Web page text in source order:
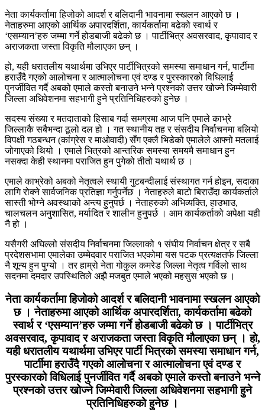
नेता कार्यकर्तामा हिजोको आदर्श र बलिदानी भावनामा स्खलन आएको छ ।
नेताहरुमा आएको आर्थिक अपारदर्शिता, कार्यकर्तामा बढेको स्वार्थ र
‘एसम्यान’हरु जम्मा गर्ने होडबाजी बढेको छ । पार्टीभित्र अवसरवाद, कृपावाद र
अराजकता जस्ता विकृति मौलाएका छन् ।
हो, यही धरातलीय यथार्थमा उभिएर पार्टीभित्रको समस्या समाधान गर्न, पार्टीमा
हराउँदै गएको आलोचना र आत्मालोचना एवं दण्ड र पुरस्कारको विधिलाई
पुनर्जीवित गर्दै अबको एमाले कस्तो बनाउने भन्ने प्रश्नको उत्तर खोज्ने जिम्मेवारी
जिल्ला अधिवेशनमा सहभागी हुने प्रतिनिधिहरुको हुनेछ ।
सदस्य संख्या र मतदाताको हिसाब गर्दा समग्रमा आज पनि एमाले काभ्रे
जिल्लाकै सबैभन्दा ठूलो दल हो । गत स्थानीय तह र संसदीय निर्वाचनमा बलियो
विपक्षी गठबन्धन (कांग्रेस र माओवादी) सँग एक्लै भिडेको एमालेले आफ्नो मतलाई
जोगाएको थियो । एमाले भित्रको आन्तरिक समस्या समयमै समाधान हुन
नसक्दा केही स्थानमा पराजित हुन पुगेको तीतो यथार्थ छ ।
एमाले काभ्रेको अबको नेतृत्वले स्थायी गुटबन्दीलाई संस्थागत गर्न होइन, सदाका
लागि रोक्ने सार्वजनिक प्रतिज्ञा गर्नुपर्नेछ । नेताहरुले बाटो बिराउँदा कार्यकर्ताले
सास्ती भोग्ने अवस्थाको अन्त्य हुनुपर्छ । नेताहरुको अभिव्यक्ति, हाउभाउ,
चालचलन अनुशासित, मर्यादित र शालीन हुनुपर्छ । आम कार्यकर्ताको अपेक्षा यही
नै हो ।
यसैगरी अघिल्लो संसदीय निर्वाचनमा जिल्लाको १ संघीय निर्वाचन क्षेत्र र सबै
प्रदेशसभामा एमालेका उम्मेदवार पराजित भएकोमा यस पटक प्रत्यक्षतर्फ जिल्ला
नै शून्य हुन पुग्यो । तर हाम्रो नेता गोकुल कमरेड जिल्ला नेतृत्व गर्विलो साथ
सदनमा दमदार उपस्थितिले अझै मजबुत एमाले भएको महसुस भएको छ ।
नेता कार्यकर्तामा हिजोको आदर्श र बलिदानी भावनामा स्खलन आएको
छ । नेताहरुमा आएको आर्थिक अपारदर्शिता, कार्यकर्तामा बढेको
स्वार्थ र ‘एसम्यान’हरु जम्मा गर्ने होडबाजी बढेको छ । पार्टीभित्र
अवसरवाद, कृपावाद र अराजकता जस्ता विकृति मौलाएका छन् । हो,
यही धरातलीय यथार्थमा उभिएर पार्टी भित्रको समस्या समाधान गर्न,
पार्टाीमा हराउँदै गएको आलोचना र आत्मालोचना एवं दण्ड र
पुरस्कारको विधिलाई पुनर्जीवित गर्दै अबको एमाले कस्तो बनाउने भन्ने
प्रश्नको उत्तर खोज्ने जिम्मेवारी जिल्ला अधिवेशनमा सहभागी हुने
प्रतिनिधिहरुको हुनेछ ।